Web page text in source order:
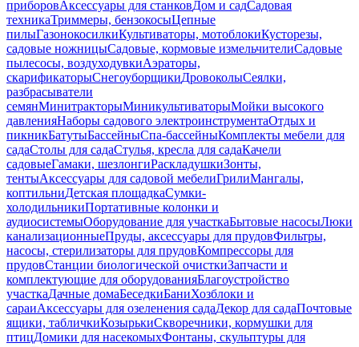
приборовАксессуары для станковДом и садСадовая
техникаТриммеры, бензокосыЦепные
пилыГазонокосилкиКультиваторы, мотоблокиКусторезы,
садовые ножницыСадовые, кормовые измельчителиСадовые
пылесосы, воздуходувкиАэраторы,
скарификаторыСнегоуборщикиДровоколыСеялки,
разбрасыватели
семянМинитракторыМиникультиваторыМойки высокого
давленияНаборы садового электроинструментаОтдых и
пикникБатутыБассейныСпа-бассейныКомплекты мебели для
садаСтолы для садаСтулья, кресла для садаКачели
садовыеГамаки, шезлонгиРаскладушкиЗонты,
тентыАксессуары для садовой мебелиГрилиМангалы,
коптильниДетская площадкаСумки-
холодильникиПортативные колонки и
аудиосистемыОборудование для участкаБытовые насосыЛюки
канализационныеПруды, аксессуары для прудовФильтры,
насосы, стерилизаторы для прудовКомпрессоры для
прудовСтанции биологической очисткиЗапчасти и
комплектующие для оборудованияБлагоустройство
участкаДачные домаБеседкиБаниХозблоки и
сараиАксессуары для озеленения садаДекор для садаПочтовые
ящики, табличкиКозырькиСкворечники, кормушки для
птицДомики для насекомыхФонтаны, скульптуры для